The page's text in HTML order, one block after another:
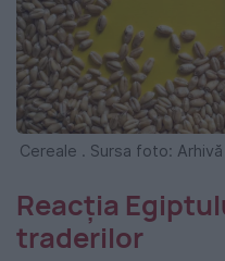
Cereale . Sursa foto: Arhivă
Reacția
traderilor